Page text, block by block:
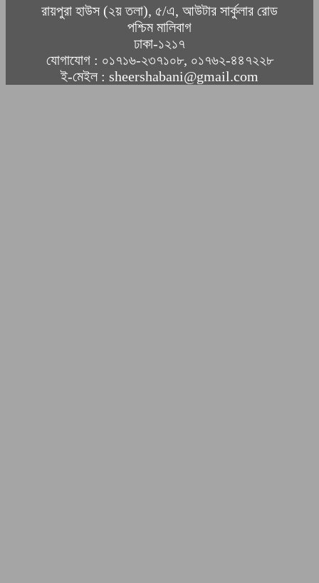
রায়পুরা হাউস (২য় তলা), ৫/এ, আউটার সার্কুলার রোড
পশ্চিম মালিবাগ
ঢাকা-১২১৭
যোগাযোগ : ০১৭১৬-২৩৭১০৮, ০১৭৬২-৪৪৭২২৮
ই-মেইল : sheershabani@gmail.com